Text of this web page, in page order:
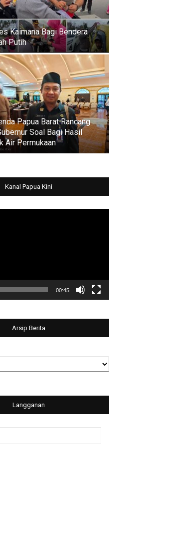
Kaimana Bagi Bendera
Putih
Papua Barat Rancang
Soal Bagi Hasil
Air Permukaan
Kanal Papua Kini
00:45
Arsip Berita
Langganan